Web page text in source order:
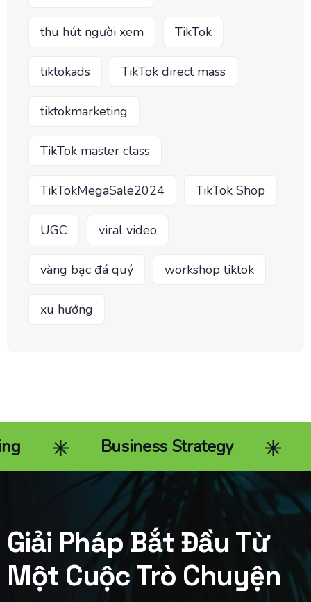
thu hút người xem TikTok
tiktokads TikTok direct mass
tiktokmarketing
TikTok master class
TikTokMegaSale2024 TikTok Shop
UGC viral video
vàng bạc đá quý workshop tiktok
xu hướng
Business Strategy End-
Giải Pháp Bắt Đầu Từ
Một Cuộc Trò Chuyện